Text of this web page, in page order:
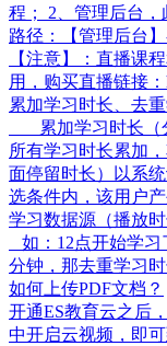
程； 2、管理后台，
路径：【管理后台
【注意】：直播课
用，购买直播链接：
累加学习时长、去
累加学习时长（
所有学习时长累加
面停留时长）以系
选条件内，该用户
学习数据源（播放
如：12点开始学习
分钟，那去重学习
如何上传PDF文档？
开通ES教育云之后
中开启云视频，即